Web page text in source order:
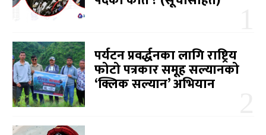
पर्यटन प्रवर्द्धनका लागि राष्ट्रिय
फोटो पत्रकार समूह सल्यानको
‘क्लिक सल्यान’ अभियान